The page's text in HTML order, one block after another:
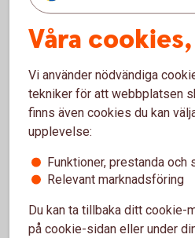
Ett ramavtal tecknas med
Varje valutaswap
nominellt belopp, start och
önskemål (till rådande
Valutaswap kan göras genom
telefon eller via din
Pris
Våra
Vi använder nödvändiga
tekniker för att webbplatsen
finns även cookies du kan
upplevelse:
Funktioner, prestanda och
Relevant marknadsföring
Du kan ta tillbaka ditt cookie-
på cookie-sidan eller under